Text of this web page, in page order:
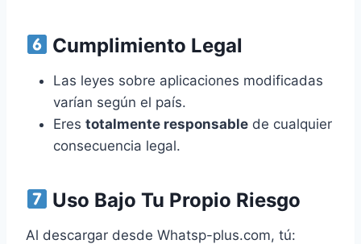
Cumplimiento Legal
Las leyes sobre aplicaciones modificadas
varían según el país.
Eres totalmente responsable de cualquier
consecuencia legal.
Uso Bajo Tu Propio Riesgo
Al descargar desde Whatsp-plus.com, tú: